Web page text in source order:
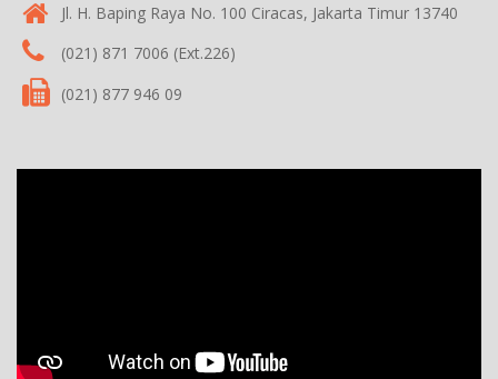
Jl. H. Baping Raya No. 100 Ciracas, Jakarta Timur 13740
(021) 871 7006 (Ext.226)
(021) 877 946 09